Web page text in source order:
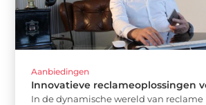
Aanbiedingen
Innovatieve reclameoplossingen
In de dynamische wereld van reclame